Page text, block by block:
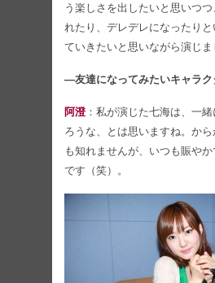
う楽しさを出したいと思いつ
れたり、デレデレになったり
ていきたいと思いながら演じま
―友達になってみたいキャラク
阿澄：私が演じた七海は、一
ろうな、とは思いますね。か
も知れませんが、いつも賑やか
です（笑）。